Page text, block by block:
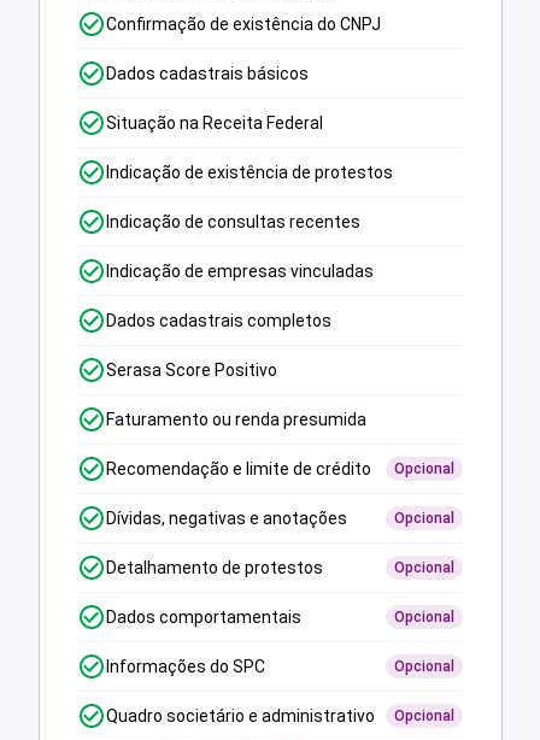
Confirmação de existência do CNPJ
Dados cadastrais básicos
Situação na Receita Federal
Indicação de existência de protestos
Indicação de consultas recentes
Indicação de empresas vinculadas
Dados cadastrais completos
Serasa Score Positivo
Faturamento ou renda presumida
Recomendação e limite de crédito Opcional
Dívidas, negativas e anotações Opcional
Detalhamento de protestos Opcional
Dados comportamentais Opcional
Informações do SPC Opcional
Quadro societário e administrativo Opcional